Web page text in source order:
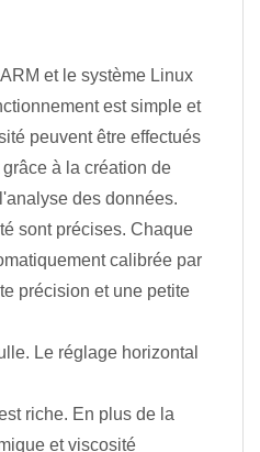
et le système Linux
est simple et
peuvent être effectués
à la création de
des données.
sont précises. Chaque
calibrée par
précision et une petite
Le réglage horizontal
riche. En plus de la
et viscosité